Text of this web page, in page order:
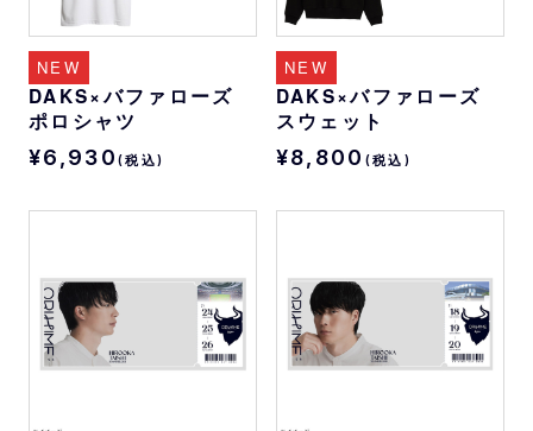
NEW
DAKS×バファローズ
ポロシャツ
¥6,930 (税込)
NEW
DAKS×バファローズ
スウェット
¥8,800 (税込)